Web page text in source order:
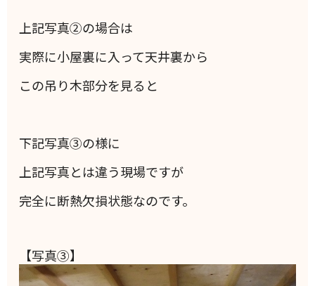
上記写真②の場合は
実際に小屋裏に入って天井裏から
この吊り木部分を見ると
下記写真③の様に
上記写真とは違う現場ですが
完全に断熱欠損状態なのです。
【写真③】